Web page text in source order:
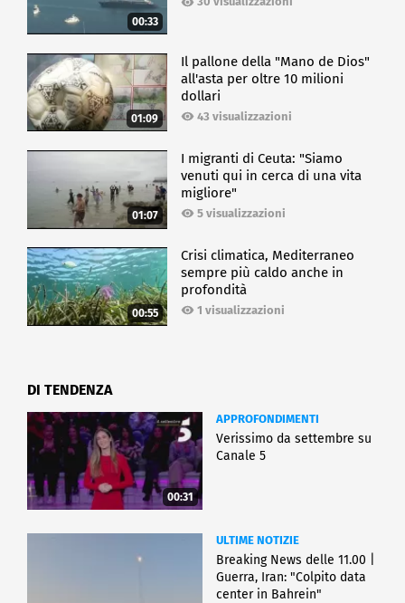
00:33
01:09
Il pallone della "Mano de Dios"
all'asta per oltre 10 milioni
dollari
43 visualizzazioni
01:07
I migranti di Ceuta: "Siamo
venuti qui in cerca di una vita
migliore"
5 visualizzazioni
00:55
Crisi climatica, Mediterraneo
sempre più caldo anche in
profondità
1 visualizzazioni
DI TENDENZA
00:31
APPROFONDIMENTI
Verissimo da settembre su
Canale 5
ULTIME NOTIZIE
Breaking News delle 11.00 |
Guerra, Iran: "Colpito data
center in Bahrein"